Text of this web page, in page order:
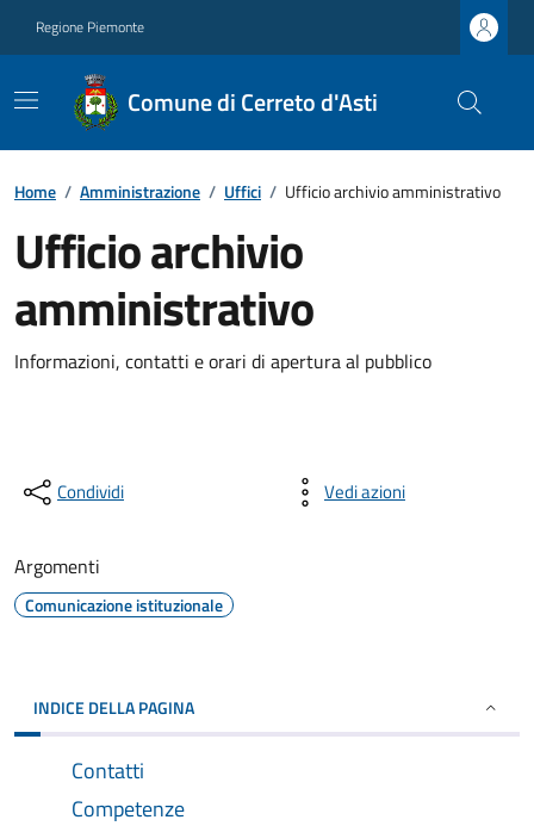
Regione Piemonte
Comune di Cerreto d'Asti
Home / Amministrazione / Uffici / Ufficio archivio amministrativo
Ufficio archivio
amministrativo
Informazioni, contatti e orari di apertura al pubblico
Condividi Vedi azioni
Argomenti
Comunicazione istituzionale
INDICE DELLA PAGINA
Contatti
Competenze